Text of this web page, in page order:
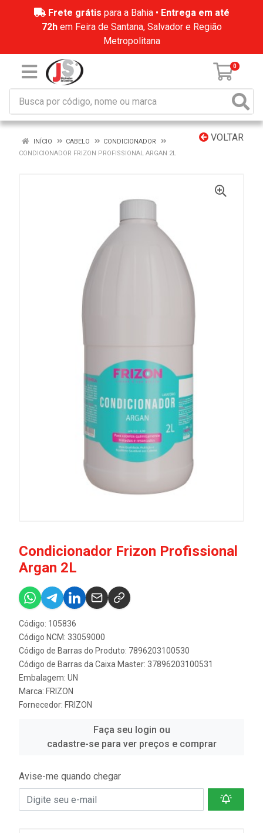
Frete grátis para a Bahia • Entrega em até
72hem Feira de Santana, Salvador e Região
Metropolitana
0
VOLTAR
INÍCIO CABELO
CONDICIONADOR
CONDICIONADOR FRIZON PROFISSIONAL ARGAN 2L
Condicionador Frizon Profissional
Argan 2L
Código: 105836
Código NCM: 33059000
Código de Barras do Produto: 7896203100530
Código de Barras da Caixa Master: 37896203100531
Embalagem: UN
Marca: FRIZON
Fornecedor: FRIZON
Faça seu login ou
cadastre-se para ver preços e comprar
Avise-me quando chegar